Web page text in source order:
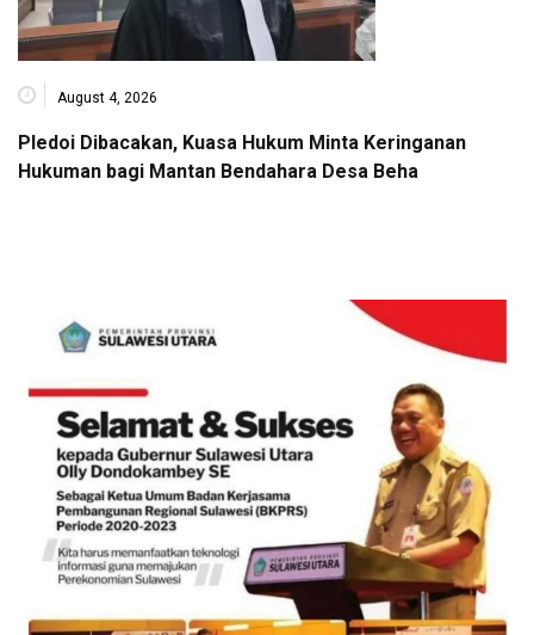
August 4, 2026
Pledoi Dibacakan, Kuasa Hukum Minta Keringanan
Hukuman bagi Mantan Bendahara Desa Beha